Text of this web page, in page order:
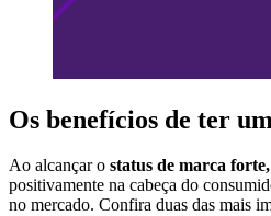
Os benefícios de ter
Ao alcançar o status de marca forte,
positivamente na cabeça do
no mercado. Confira duas das mais